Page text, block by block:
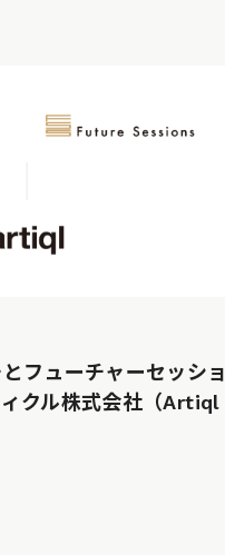
フューチャーセッショ
クル株式会社（Artiql